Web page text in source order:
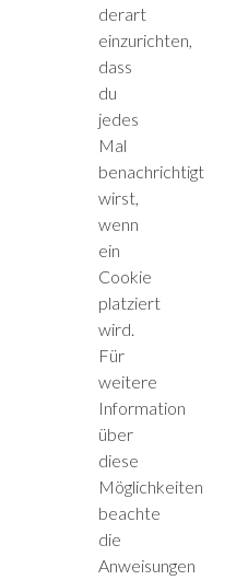
derart
einzurichten,
dass
du
jedes
Mal
benachrichtigt
wirst,
wenn
ein
Cookie
platziert
wird.
Für
weitere
Information
über
diese
Möglichkeiten
beachte
die
Anweisungen